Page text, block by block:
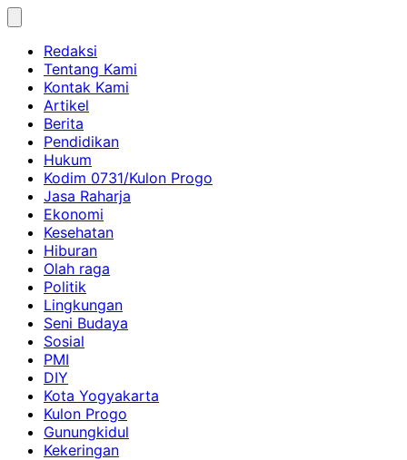
Skip
contentRedaksi
Tentang Kami
Kontak Kami
Artikel
Berita
Pendidikan
Hukum
Kodim 0731/Kulon Progo
Jasa Raharja
Ekonomi
Kesehatan
Hiburan
Olah raga
Politik
Lingkungan
Seni Budaya
Sosial
PMI
DIY
Kota Yogyakarta
Kulon Progo
Gunungkidul
Kekeringan